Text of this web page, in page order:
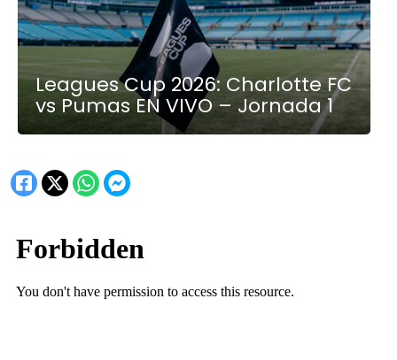
Leagues Cup 2026: Charlotte FC
vs Pumas EN VIVO – Jornada 1